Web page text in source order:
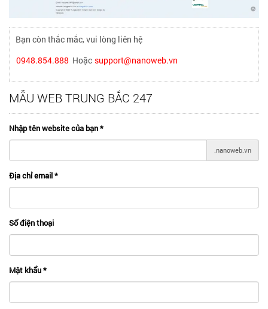
Bạn còn thắc mắc, vui lòng liên hệ
0948.854.888 Hoặc support@nanoweb.vn
MẪU WEB TRUNG BẮC 247
Nhập tên website của bạn*
.nanoweb.vn
Địa chỉ email*
Số điện thoại
Mật khẩu*